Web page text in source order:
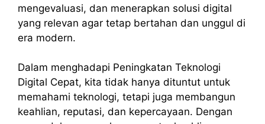
mengevaluasi, dan menerapkan solusi digital
yang relevan agar tetap bertahan dan unggul di
era modern.
Dalam menghadapi Peningkatan Teknologi
Digital Cepat, kita tidak hanya dituntut untuk
memahami teknologi, tetapi juga membangun
keahlian, reputasi, dan kepercayaan. Dengan